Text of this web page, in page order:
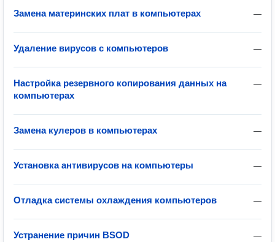
—
Замена материнских плат в компьютерах
—
Удаление вирусов с компьютеров
—
Настройка резервного копирования данных на
компьютерах
—
Замена кулеров в компьютерах
—
Установка антивирусов на компьютеры
—
Отладка системы охлаждения компьютеров
—
Устранение причин BSOD